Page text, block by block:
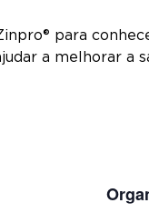
para
a melhorar a